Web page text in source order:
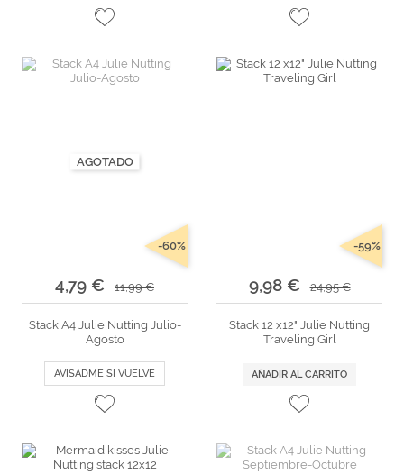
AGOTADO
4,79 € 11,99 €
-60%
Stack A4 Julie Nutting Julio-
Agosto
AVISADME SI VUELVE
9,98 € 24,95 €
-59%
Stack 12 x12" Julie Nutting
Traveling Girl
AÑADIR AL CARRITO